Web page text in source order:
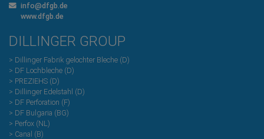
info@dfgb.de
www.dfgb.de
DILLINGER GROUP
> Dillinger Fabrik gelochter Bleche (D)
> DF Lochbleche (D)
> PREZIEHS (D)
> Dillinger Edelstahl (D)
> DF Perforation (F)
> DF Bulgaria (BG)
> Perfox (NL)
> Canal (B)